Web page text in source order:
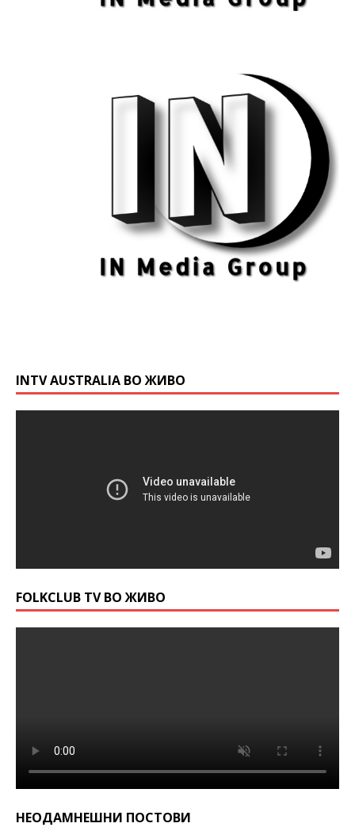
INTV AUSTRALIA ВО ЖИВО
FOLKCLUB TV ВО ЖИВО
НЕОДАМНЕШНИ ПОСТОВИ